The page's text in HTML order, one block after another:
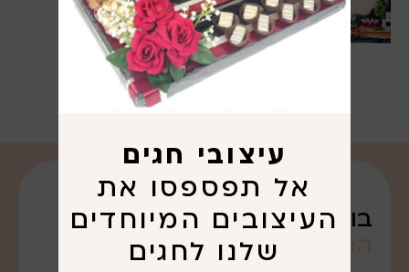
בואו נדבר על
שרציתם. . .
עיצובי חגים
אל תפספסו את
העיצובים המיוחדים
שלנו לחגים